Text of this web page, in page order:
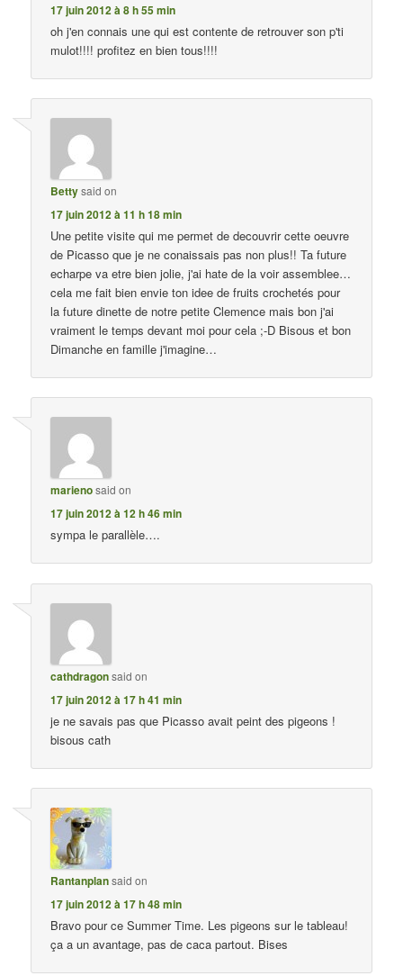
17 juin 2012 à 8 h 55 min
oh j'en connais une qui est contente de retrouver son p'ti
mulot!!!! profitez en bien tous!!!!
Bettysaid on
17 juin 2012 à 11 h 18 min
Une petite visite qui me permet de decouvrir cette oeuvre
de Picasso que je ne conaissais pas non plus!! Ta future
echarpe va etre bien jolie, j'ai hate de la voir assemblee…
cela me fait bien envie ton idee de fruits crochetés pour
la future dinette de notre petite Clemence mais bon j'ai
vraiment le temps devant moi pour cela ;-D Bisous et bon
Dimanche en famille j'imagine…
marienosaid on
17 juin 2012 à 12 h 46 min
sympa le parallèle….
cathdragonsaid on
17 juin 2012 à 17 h 41 min
je ne savais pas que Picasso avait peint des pigeons !
bisous cath
Rantanplansaid on
17 juin 2012 à 17 h 48 min
Bravo pour ce Summer Time. Les pigeons sur le tableau!
ça a un avantage, pas de caca partout. Bises